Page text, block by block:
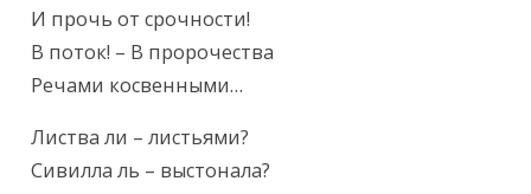
И прочь от срочности!
В поток! – В пророчества
Речами косвенными…
Листва ли – листьями?
Сивилла ль – выстонала?